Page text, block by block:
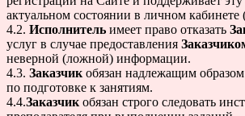
актуальном состоянии в личном кабинете
4.2. Исполнитель имеет право отказать
услуг в случае предоставления
неверной (ложной) информации.
4.3. Заказчик обязан надлежащим
по подготовке к занятиям.
4.4.Заказчик обязан строго следовать